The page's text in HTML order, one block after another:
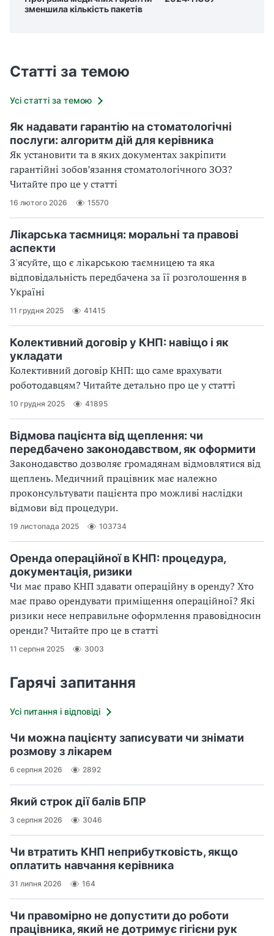
зменшила кількість пакетів
Статті за темою
Усі статті за темою
Як надавати гарантію на стоматологічні
послуги: алгоритм дій для керівника
Як установити та в яких документах закріпити
гарантійні зобов’язання стоматологічного ЗОЗ?
Читайте про це у статті
16 лютого 2026 15570
Лікарська таємниця: моральні та правові
аспекти
З'ясуйте, що є лікарською таємницею та яка
відповідальність передбачена за її розголошення в
Україні
11 грудня 2025 41415
Колективний договір у КНП: навіщо і як
укладати
Колективний договір КНП: що саме врахувати
роботодавцям? Читайте детально про це у статті
10 грудня 2025 41895
Відмова пацієнта від щеплення: чи
передбачено законодавством, як оформити
Законодавство дозволяє громадянам відмовлятися від
щеплень. Медичний працівник має належно
проконсультувати пацієнта про можливі наслідки
відмови від процедури.
19 листопада 2025 103734
Оренда операційної в КНП: процедура,
документація, ризики
Чи має право КНП здавати операційну в оренду? Хто
має право орендувати приміщення операційної? Які
ризики несе неправильне оформлення правовідносин
оренди? Читайте про це в статті
11 серпня 2025 3003
Гарячі запитання
Усі питання і відповіді
Чи можна пацієнту записувати чи знімати
розмову з лікарем
6 серпня 2026 2892
Який строк дії балів БПР
3 серпня 2026 3046
Чи втратить КНП неприбутковість, якщо
оплатить навчання керівника
31 липня 2026 164
Чи правомірно не допустити до роботи
працівника, який не дотримує гігієни рук